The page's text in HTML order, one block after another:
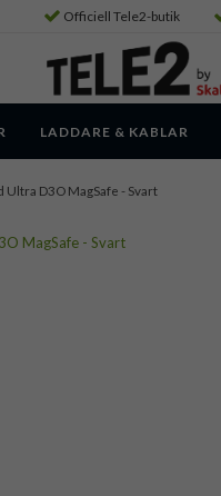
Officiell Tele2-butik
LADDARE & KABLAR
Ultra D3O MagSafe - Svart